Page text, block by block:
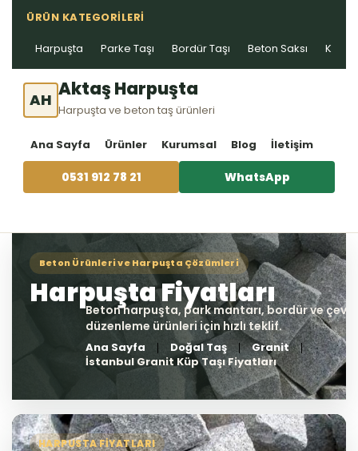
ÜRÜN KATEGORILERI
Harpuşta Parke Taşı Bordür Taşı Beton Saksı Kablo
AH Aktaş Harpuşta
Harpuşta ve beton taş ürünleri
Ana Sayfa Ürünler Kurumsal Blog İletişim
0531 912 78 21 WhatsApp
Ana Sayfa Doğal Taş
Granit
İstanbul Granit Küp Taşı Fiyatları
HARPUSTA FIYATLARI